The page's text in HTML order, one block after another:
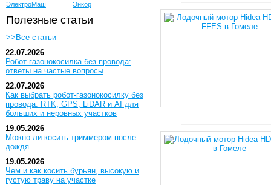
ЭлектроМаш
Энкор
Полезные статьи
>>Все статьи
22.07.2026
Робот-газонокосилка без провода:
ответы на частые вопросы
22.07.2026
Как выбрать робот-газонокосилку без
провода: RTK, GPS, LiDAR и AI для
больших и неровных участков
19.05.2026
Можно ли косить триммером после
дождя
19.05.2026
Чем и как косить бурьян, высокую и
густую траву на участке